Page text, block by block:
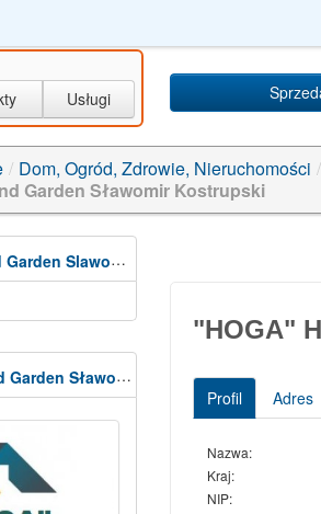
Usługi
kiếm tiền online 2024【66.cyou】.s
/ Dom, Ogród, Zdrowie, Nieruchomości /
Garden Sławomir Kostrupski
Slawomir Kostrupski
"HOGA" Home and Garden Sławomir Kostrupski
"HOGA"
Profil Adres
Nazwa:
Kraj:
NIP: